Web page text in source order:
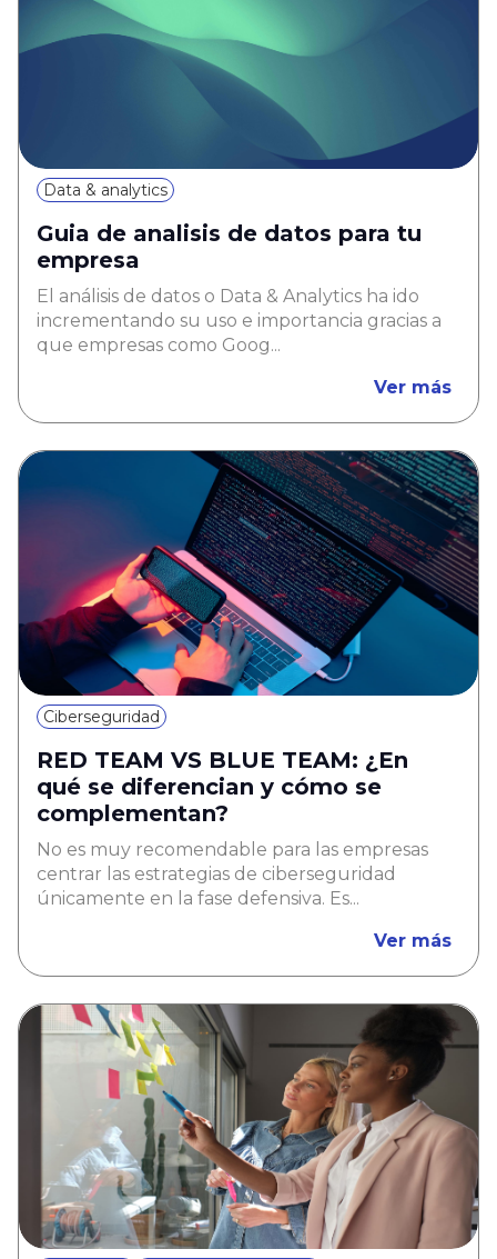
Data & analytics
Guia de analisis de datos para tu
empresa
El análisis de datos o Data & Analytics ha ido
incrementando su uso e importancia gracias a
que empresas como Goog...
Ver más
Ciberseguridad
RED TEAM VS BLUE TEAM: ¿En
qué se diferencian y cómo se
complementan?
No es muy recomendable para las empresas
centrar las estrategias de ciberseguridad
únicamente en la fase defensiva. Es...
Ver más